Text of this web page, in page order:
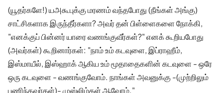
(யூதர்களே!) யஅகூபுக்கு மரணம் வந்தபோது (நீங்கள் அங்கு)
சாட்சிகளாக இருந்தீர்களா? அவர் தன் பிள்ளைகளை நோக்கி,
"எனக்குப் பின்னர் யாரை வணங்குவீர்கள்?" எனக் கூறியபோது
(அவர்கள்) கூறினார்கள்: "நாம் உம் கடவுளை, இப்ராஹீம்,
இஸ்மாயீல், இஸ்ஹாக் ஆகிய உம் மூதாதைகளின் கடவுளை - ஒரே
ஒரு கடவுளை - வணங்குவோம். நாங்கள் அவனுக்கு -(முற்றிலும்
பணிந்தவர்கள்)- முஸ்லிம்கள் ஆவோம்."